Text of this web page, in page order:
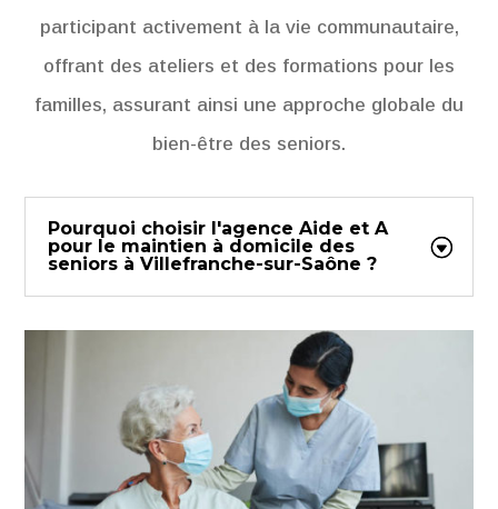
participant activement à la vie communautaire,
offrant des ateliers et des formations pour les
familles, assurant ainsi une approche globale du
bien-être des seniors.
Pourquoi choisir l'agence Aide et A
pour le maintien à domicile des
seniors à Villefranche-sur-Saône ?